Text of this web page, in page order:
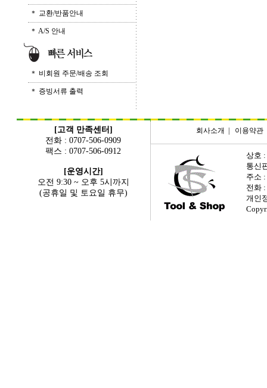
＊ 교환/반품안내
＊ A/S 안내
＊ 비회원 주문/배송 조회
＊ 증빙서류 출력
[고객 만족센터]
전화 : 0707-506-0909
팩스 : 0707-506-0912
[운영시간]
오전 9:30 ~ 오후 5시까지
(공휴일 및 토요일 휴무)
회사소개 이용약관
상호
통신
주소
전화
개인